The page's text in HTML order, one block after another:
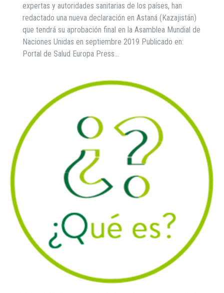
expertas y autoridades sanitarias de los países, han
redactado una nueva declaración en Astaná (Kazajistán)
que tendrá su aprobación final en la Asamblea Mundial de
Naciones Unidas en septiembre 2019 Publicado en:
Portal de Salud Europa Press…